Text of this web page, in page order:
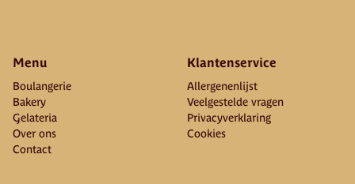
Menu
Boulangerie
Bakery
Gelateria
Over ons
Contact
Klantenservice
Allergenenlijst
Veelgestelde vragen
Privacyverklaring
Cookies